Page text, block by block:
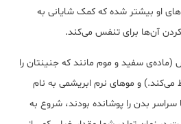
او بیشتر شده که کمک شایانی به
آن‌ها برای تنفس می‌کند.
سفید و موم ‌مانند که جنینتان را
می‌کند.) و موهای نرم ابریشمی به نام
سراسر بدن را پوشانده بودند، شروع به